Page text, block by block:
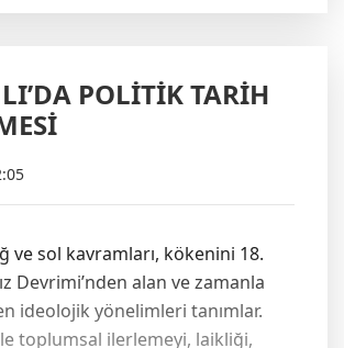
POLİTİK TARİH
ve sol kavramları, kökenini 18.
Devrimi’nden alan ve zamanla
ideolojik yönelimleri tanımlar.
toplumsal ilerlemeyi, laikliği,